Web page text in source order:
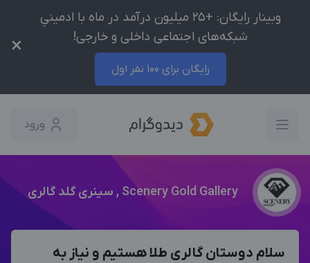
وبینار رایگان: +25 میلیون درآمد در ماه با ادمینیِ
شبکه‌های اجتماعی داخلی و خارجی!
رایگان برای 100 نفر اول
×
ورود
Scenery Gold Gallery , سینری گلد گالری
سلام دوستان گالری طلا هستیم و نیاز به